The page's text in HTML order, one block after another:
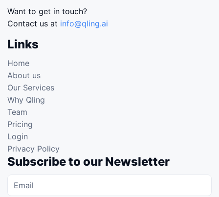
Want to get in touch?
Contact us at info@qling.ai
Links
Home
About us
Our Services
Why Qling
Team
Pricing
Login
Privacy Policy
Subscribe to our Newsletter